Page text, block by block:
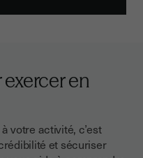
en
votre activité, c’est
et sécuriser